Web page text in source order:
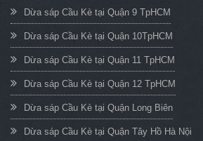
Dừa sáp Cầu Kè tại Quận 9 TpHCM
Dừa sáp Cầu Kè tại Quận 10TpHCM
Dừa sáp Cầu Kè tại Quận 11 TpHCM
Dừa sáp Cầu Kè tại Quận 12 TpHCM
Dừa sáp Cầu Kè tại Quận Long Biên
Dừa sáp Cầu Kè tại Quận Tây Hồ Hà Nội